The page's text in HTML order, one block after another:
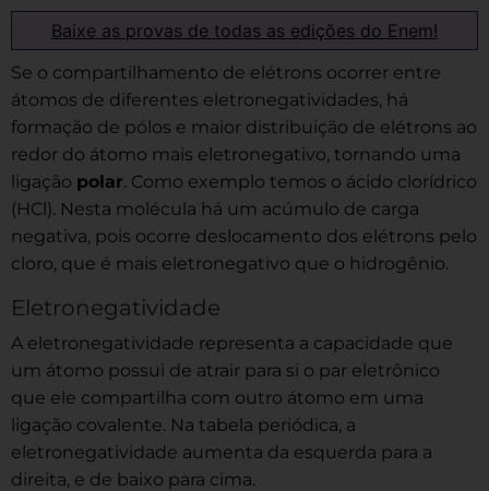
Baixe as provas de todas as edições do Enem!
Se o compartilhamento de elétrons ocorrer entre
átomos de diferentes eletronegatividades, há
formação de pólos e maior distribuição de elétrons ao
redor do átomo mais eletronegativo, tornando uma
ligação polar. Como exemplo temos o ácido clorídrico
(HCl). Nesta molécula há um acúmulo de carga
negativa, pois ocorre deslocamento dos elétrons pelo
cloro, que é mais eletronegativo que o hidrogênio.
Eletronegatividade
A eletronegatividade representa a capacidade que
um átomo possui de atrair para si o par eletrônico
que ele compartilha com outro átomo em uma
ligação covalente. Na tabela periódica, a
eletronegatividade aumenta da esquerda para a
direita, e de baixo para cima.